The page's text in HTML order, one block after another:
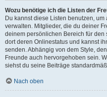
Wozu benötige ich die Listen der
Du kannst diese Listen benutzen,
verwalten. Mitglieder, die du deiner
deinem persönlichen Bereich für
dort deren Onlinestatus und kannst
senden. Abhängig von dem Style,
Freunde auch hervorgehoben sein.
siehst du seine Beiträge
Nach oben